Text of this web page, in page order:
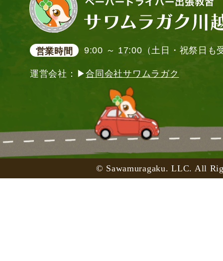
営業時間 9:00 ～ 17:00（土日・祝祭日も
運営会社：▶合同会社サワムラガク
© Sawamuragaku. LLC. All